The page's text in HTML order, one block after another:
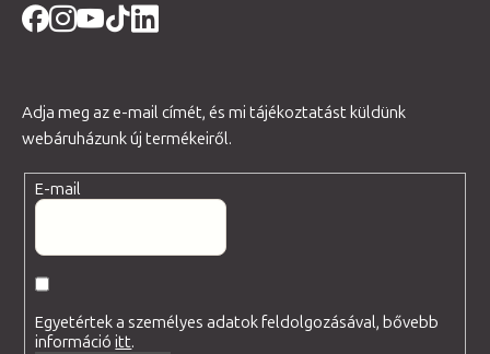
Adja meg az e-mail címét, és mi tájékoztatást küldünk
webáruházunk új termékeiről.
E-mail
Egyetértek a személyes adatok feldolgozásával, bővebb
információitt.